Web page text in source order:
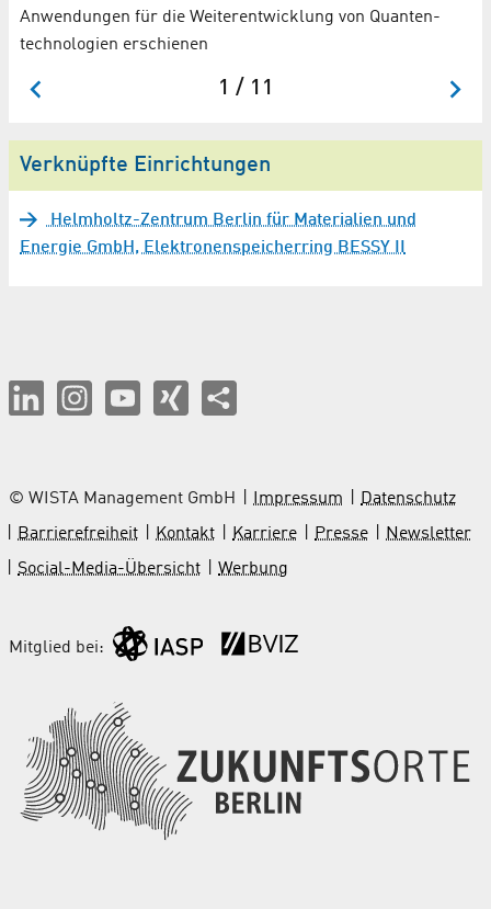
Anwendungen für die Weiter­entwicklung von Quanten­
technologien erschienen
1 / 11
Verknüpfte Einrichtungen
Helmholtz-Zentrum Berlin für Materialien und
Energie GmbH, Elektronenspeicherring BESSY II
© WISTA Management GmbH Impressum
Datenschutz
Barrierefreiheit
Kontakt Karriere Presse
Newsletter
Social-Media-Übersicht
Werbung
Mitglied bei: